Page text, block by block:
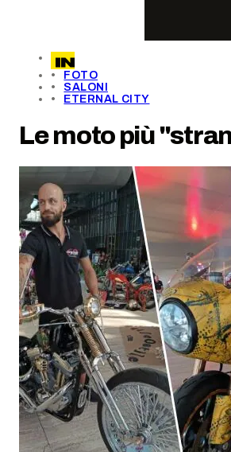
FOTO
SALONI
ETERNAL CITY
Le moto più